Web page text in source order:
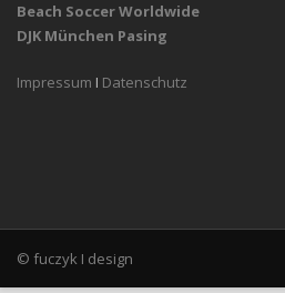
Beach Soccer Worldwide
DJK München Pasing
Impressum I Datenschutz
© fuczyk I design